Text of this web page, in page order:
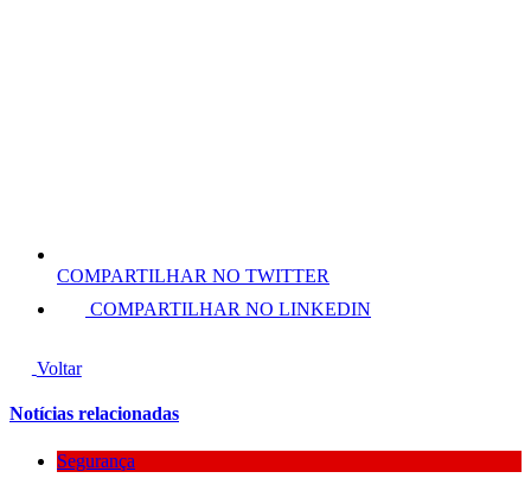
COMPARTILHAR NO TWITTER
COMPARTILHAR NO LINKEDIN
Voltar
Notícias relacionadas
Segurança